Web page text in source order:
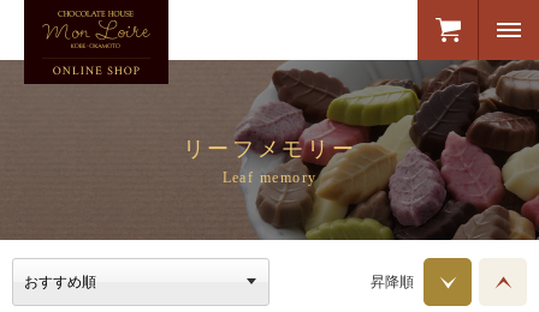
リーフメモリー
Leaf memory
昇降順